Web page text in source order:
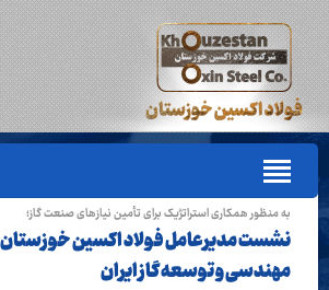
به منظور همکاری استراتژیک برای تأمین نیازهای صنعت گاز؛
نشست مدیرعامل فولاد اکسین خوزستان
مهندسی و توسعه گاز ایران